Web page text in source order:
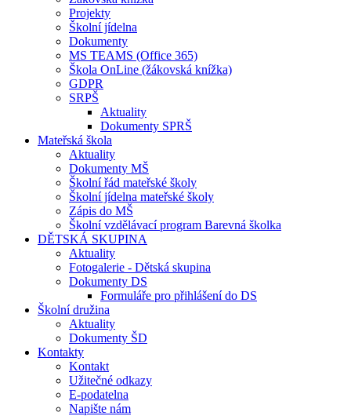
Projekty
Školní jídelna
Dokumenty
MS TEAMS (Office 365)
Škola OnLine (žákovská knížka)
GDPR
SRPŠ
Aktuality
Dokumenty SPRŠ
Mateřská škola
Aktuality
Dokumenty MŠ
Školní řád mateřské školy
Školní jídelna mateřské školy
Zápis do MŠ
Školní vzdělávací program Barevná školka
DĚTSKÁ SKUPINA
Aktuality
Fotogalerie - Dětská skupina
Dokumenty DS
Formuláře pro přihlášení do DS
Školní družina
Aktuality
Dokumenty ŠD
Kontakty
Kontakt
Užitečné odkazy
E-podatelna
Napište nám